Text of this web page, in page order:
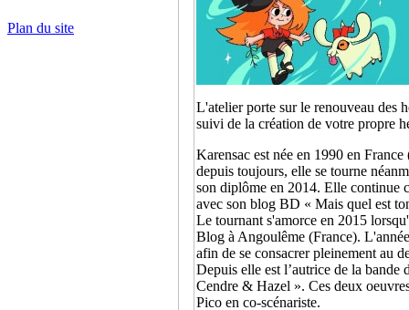
Plan du site
L'atelier porte sur le renouveau des
suivi de la création de votre propre
Karensac est née en 1990 en
depuis toujours, elle se tourne
son diplôme en 2014. Elle continue
avec son blog BD « Mais quel est
Le tournant s'amorce en 2015
Blog à Angoulême (France).
afin de se consacrer pleinement au
Depuis elle est l’autrice de la bande
Cendre & Hazel ». Ces deux
Pico en co-scénariste.